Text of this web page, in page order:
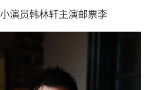
小演员韩林轩主演邮票李